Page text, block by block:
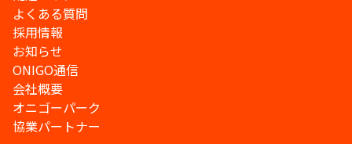
よくある質問
採用情報
お知らせ
ONIGO通信
会社概要
オニゴーパーク
協業パートナー